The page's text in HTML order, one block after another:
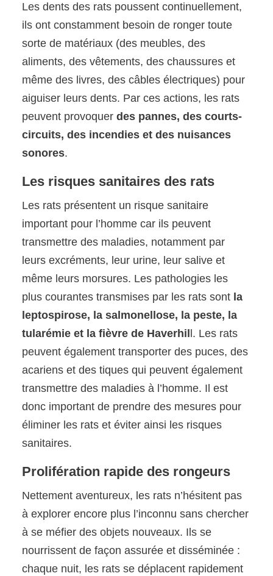
Les dents des rats poussent continuellement,
ils ont constamment besoin de ronger toute
sorte de matériaux (des meubles, des
aliments, des vêtements, des chaussures et
même des livres, des câbles électriques) pour
aiguiser leurs dents. Par ces actions, les rats
peuvent provoquerdes pannes, des courts-
circuits, des incendies et des nuisances
sonores.
Les risques sanitaires des rats
Les rats présentent un risque sanitaire
important pour l’homme car ils peuvent
transmettre des maladies, notamment par
leurs excréments, leur urine, leur salive et
même leurs morsures. Les pathologies les
plus courantes transmises par les rats sont la
leptospirose, la salmonellose, la peste, la
tularémie et la fièvre de Haverhil l. Les rats
peuvent également transporter des puces, des
acariens et des tiques qui peuvent également
transmettre des maladies à l’homme. Il est
donc important de prendre des mesures pour
éliminer les rats et éviter ainsi les risques
sanitaires.
Prolifération rapide des rongeurs
Nettement aventureux, les rats n’hésitent pas
à explorer encore plus l’inconnu sans chercher
à se méfier des objets nouveaux. Ils se
nourrissent de façon assurée et disséminée :
chaque nuit, les rats se déplacent rapidement